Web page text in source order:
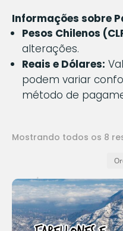
Informações sobre
Pesos Chilenos
alterações.
Reais e Dólares:
podem variar
método de
Mostrando todos os 8